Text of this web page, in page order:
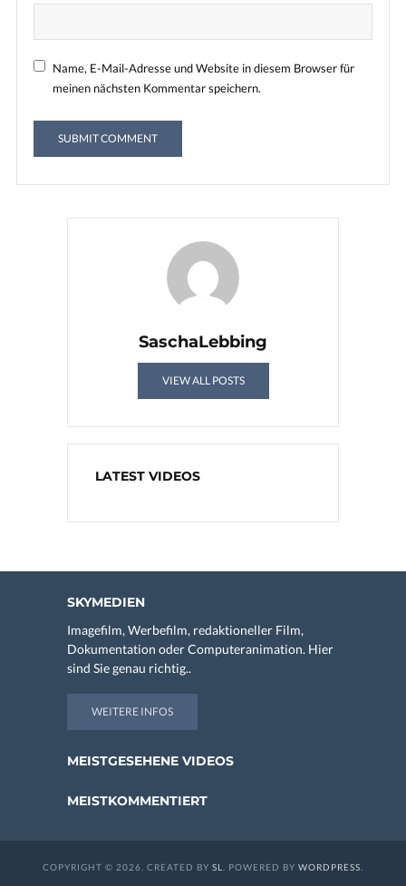
Name, E-Mail-Adresse und Website in diesem Browser für
meinen nächsten Kommentar speichern.
SaschaLebbing
VIEW ALL POSTS
LATEST VIDEOS
SKYMEDIEN
Imagefilm, Werbefilm, redaktioneller Film,
Dokumentation oder Computeranimation. Hier
sind Sie genau richtig..
WEITERE INFOS
MEISTGESEHENE VIDEOS
MEISTKOMMENTIERT
COPYRIGHT © 2026. CREATED BY SL . POWERED BY WORDPRESS